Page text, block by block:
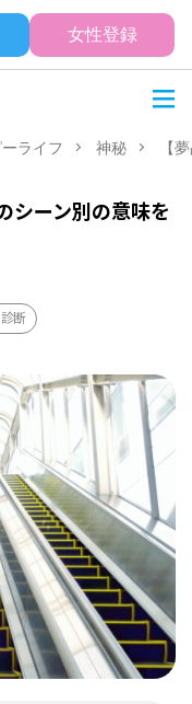
女性登録
ライフ 神秘 【
シーン別の意味を
診断